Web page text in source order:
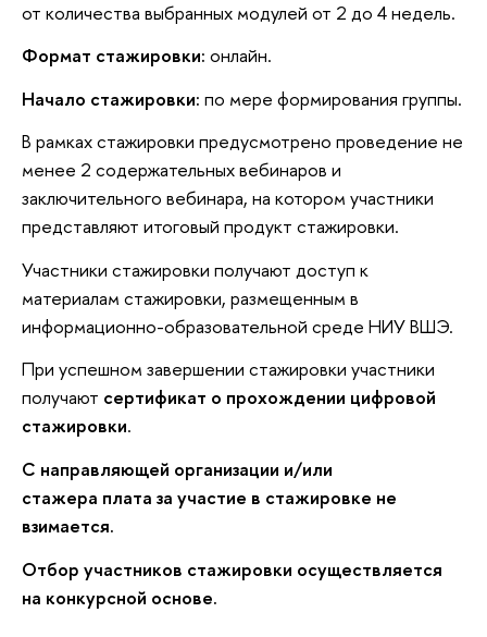
от количества выбранных модулей от 2 до 4 недель.
Формат стажировки: онлайн.
Начало стажировки: по мере формирования группы.
В рамках стажировки предусмотрено проведение не
менее 2 содержательных вебинаров и
заключительного вебинара, на котором участники
представляют итоговый продукт стажировки.
Участники стажировки получают доступ к
материалам стажировки, размещенным в
информационно-образовательной среде НИУ ВШЭ.
При успешном завершении стажировки участники
получают сертификат о прохождении цифровой
стажировки.
С направляющей организации и/или
стажера плата за участие в стажировке не
взимается.
Отбор участников стажировки осуществляется
на конкурсной основе.